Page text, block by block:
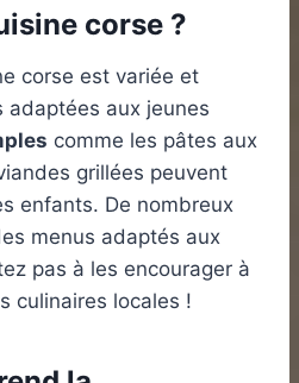
corse ?
corse est variée et
adaptées aux jeunes
comme les pâtes aux
grillées peuvent
enfants. De nombreux
menus adaptés aux
pas à les encourager à
culinaires locales !